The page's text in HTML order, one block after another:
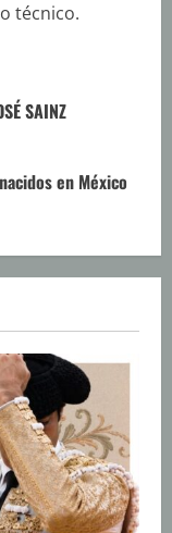
técnico.
SAINZ
en México